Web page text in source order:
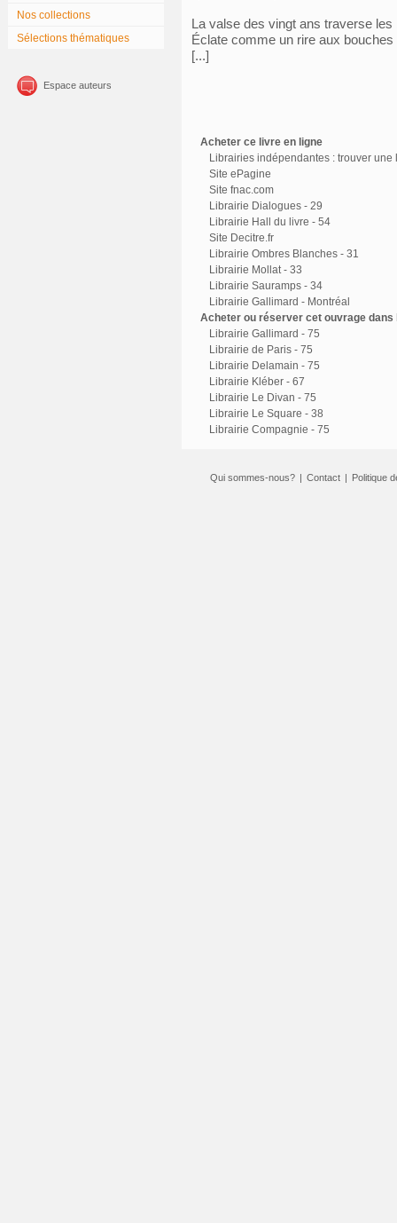
Nos collections
Sélections thématiques
Espace auteurs
La valse des vingt ans traverse les
Éclate comme un rire aux bouches
[...]
Acheter ce livre en ligne
Librairies indépendantes : trouver une
Site ePagine
Site fnac.com
Librairie Dialogues - 29
Librairie Hall du livre - 54
Site Decitre.fr
Librairie Ombres Blanches - 31
Librairie Mollat - 33
Librairie Sauramps - 34
Librairie Gallimard - Montréal
Acheter ou réserver cet ouvrage
Librairie Gallimard - 75
Librairie de Paris - 75
Librairie Delamain - 75
Librairie Kléber - 67
Librairie Le Divan - 75
Librairie Le Square - 38
Librairie Compagnie - 75
Qui sommes-nous? | Contact | Politique